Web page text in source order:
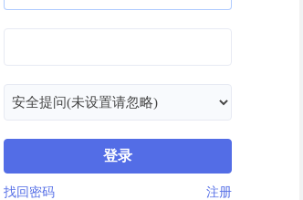
登录
找回密码 注册